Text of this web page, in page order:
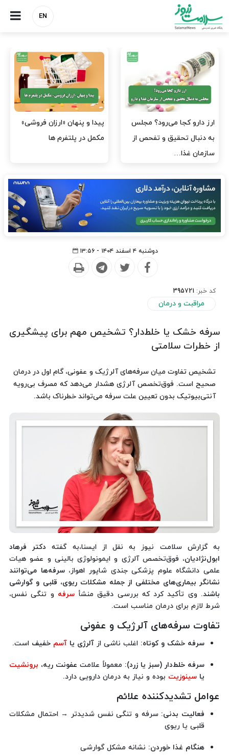
EN
پیدا و پنهان «ارزان فروشی»
مکمل در پلتفرم ها
صنعت دارو چشم‌انتظار اجرای
مصوبه بانک مرکزی
دوشنبه ۴ اسفند ۱۴۰۴ - ۱۳:۵۶
کد خبر: 395721
مراقبت و درمان
سرفه خشک یا خلط‌دار؟ تشخیص مهم برای پیشگیری
از خطرات سلامتی
تشخیص تفاوت میان سرفه‌های آلرژیک و عفونی، گام اول در درمان
صحیح است. فوق‌تخصص آلرژی هشدار می‌دهد که مصرف بی‌رویه
آنتی‌بیوتیک بدون تعیین علت سرفه می‌تواند خطرناک باشد.
به گزارش سلامت نیوز به نقل از ایسنا،به گفته دکتر فرهاد
ابول‌نژادیان، فوق‌تخصص آلرژی و ایمونولوژی بالینی و عضو هیات
علمی دانشگاه علوم پزشکی جندی شاپور اهواز،سرفه‌ها می‌توانند
نشانگر بیماری‌های مختلفی از جمله مشکلات ریوی، قلبی و گوارشی
باشند. وی تأکید کرد که بررسی دقیق منشأسرفه و تنگی نفس،
شرط لازم برای درمان مناسب است.
تفاوت سرفه‌های آلرژیک و عفونی
سرفه خشک و کوتاه: اغلب ناشی از آلرژی یا آسم خفیف است.
سرفه خلط‌دار (سبز یا زرد): معمولاً علامت عفونت ریه، برونشیت
یا سینوزیت بوده و نیاز به درمان دارویی دارد.
عوامل تشدیدکننده علائم
فعالیت بدنی: سرفه و تنگی نفس شدیدتر → احتمال مشکلات
قلبی یا ریوی
هنگام غذا خوردن: نشانه مشکل گوارشی